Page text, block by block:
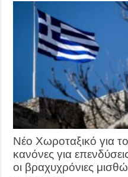
Νέο Χωροταξικό για
κανόνες για
οι βραχυχρόνιες